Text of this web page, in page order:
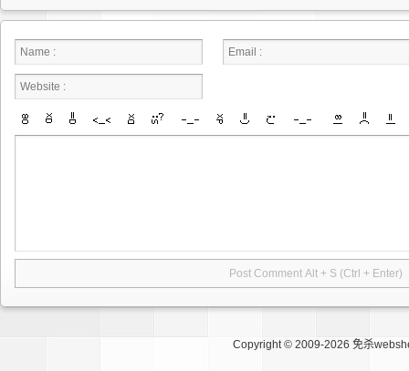
Copyright © 2009-2026 免杀